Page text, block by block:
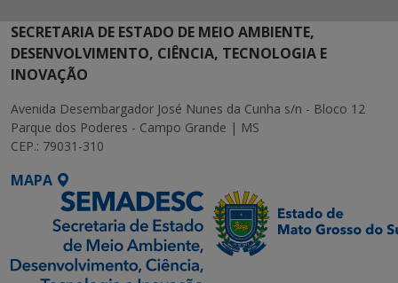
SECRETARIA DE ESTADO DE MEIO AMBIENTE,
DESENVOLVIMENTO, CIÊNCIA, TECNOLOGIA E
INOVAÇÃO
Avenida Desembargador José Nunes da Cunha s/n - Bloco 12
Parque dos Poderes - Campo Grande | MS
CEP.: 79031-310
MAPA